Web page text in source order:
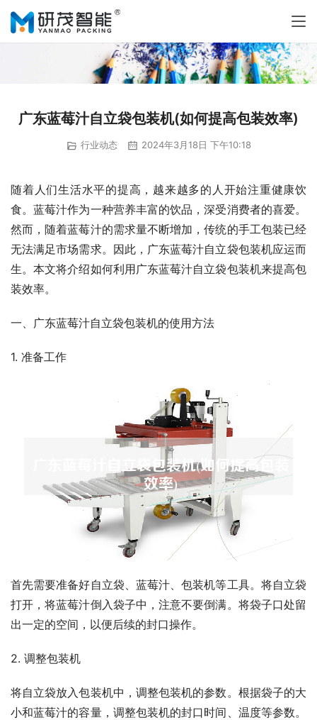
广东蓝莓汁自立袋包装机(如何提高包装效率)
行业动态 2024年3月18日 下午10:18
随着人们生活水平的提高，越来越多的人开始注重健康饮
食。蓝莓汁作为一种营养丰富的饮品，深受消费者的喜爱。
然而，随着蓝莓汁的需求量不断增加，传统的手工包装已经
无法满足市场需求。因此，广东蓝莓汁自立袋包装机应运而
生。本文将介绍如何利用广东蓝莓汁自立袋包装机来提高包
装效率。
一、广东蓝莓汁自立袋包装机的使用方法
1. 准备工作
首先需要准备好自立袋、蓝莓汁、包装机等工具。将自立袋
打开，将蓝莓汁倒入袋子中，注意不要倒满。将袋子口处留
出一定的空间，以便后续的封口操作。
2. 调整包装机
将自立袋放入包装机中，调整包装机的参数。根据袋子的大
小和蓝莓汁的容量，调整包装机的封口时间、温度等参数。